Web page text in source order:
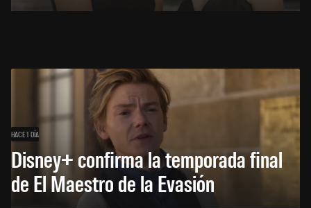
HACE 1 DÍA
Disney+ confirma la temporada final
de El Maestro de la Evasión